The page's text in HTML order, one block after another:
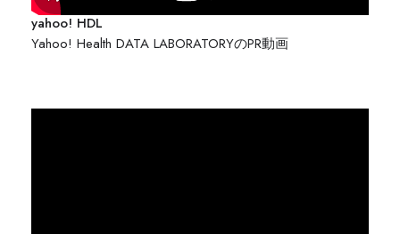
yahoo! HDL
Yahoo! Health DATA LABORATORYのPR動画